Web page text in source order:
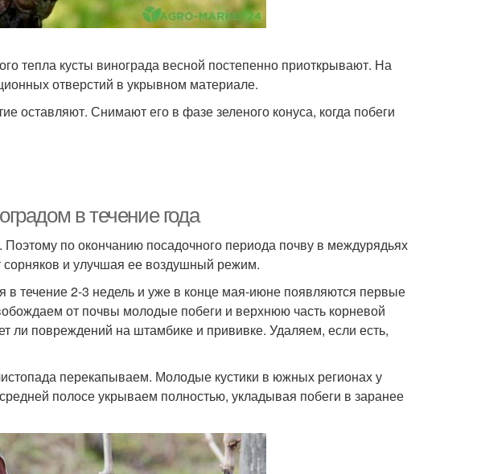
тепла кусты винограда весной постепенно приоткрывают. На
отверстий в укрывном материале.
оставляют. Снимают его в фазе зеленого конуса, когда побеги
в течение года
Поэтому по окончанию посадочного периода почву в междурядьях
и улучшая ее воздушный режим.
течение 2-3 недель и уже в конце мая-июне появляются первые
от почвы молодые побеги и верхнюю часть корневой
ли повреждений на штамбике и прививке. Удаляем, если есть,
перекапываем. Молодые кустики в южных регионах у
полосе укрываем полностью, укладывая побеги в заранее